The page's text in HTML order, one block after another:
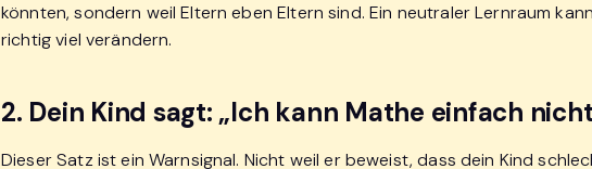
könnten, sondern weil Eltern eben Eltern sind. Ein neutraler Lernraum
richtig viel verändern.
2. Dein Kind sagt: „Ich kann Mathe einfach
Dieser Satz ist ein Warnsignal. Nicht weil er beweist, dass dein Kind